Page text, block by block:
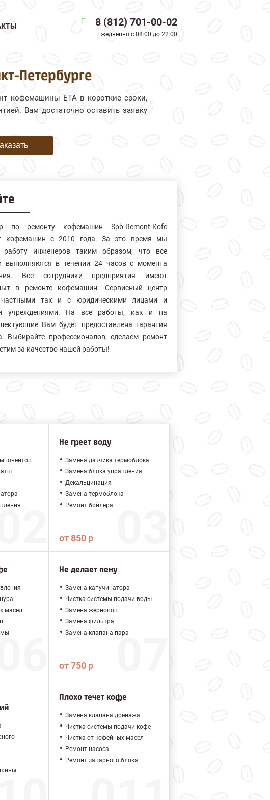
8 (812) 701-00-02
Ежедневно с 08:00 до 22:00
Петербурге
кофемашины ETA в короткие сроки,
Вам достаточно оставить заявку
по ремонту кофемашин Spb-Remont-Kofe
кофемашин с 2010 года. За это время мы
работу инженеров таким образом, что все
выполняются в течении 24 часов с момента
Все сотрудники предприятия имеют
в ремонте кофемашин. Сервисный центр
так и с юридическими лицами и
учреждениями. На все работы, как и на
Вам будет предоставлена гарантия
Выбирайте профессионалов, сделаем ремонт
за качество нашей работы!
Не греет воду
Замена датчика термоблока
Замена блока управления
Декальцинация
Замена термоблока
Ремонт бойлера
от 850 р
масел
Не делает пену
Замена капучинатора
Чистка системы подачи воды
Замена жерновов
Замена фильтра
Замена клапана пара
от 750 р
Плохо течет кофе
Замена клапана дренажа
Чистка системы подачи кофе
Чистка от кофейных масел
Ремонт насоса
Ремонт заварного блока